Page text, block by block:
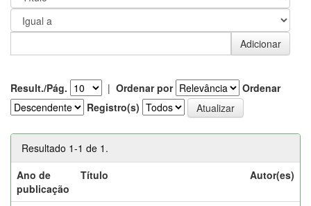
Result./Pág. | Ordenar por
Ordenar
Registro(s)
Resultado 1-1 de 1.
Ano de
publicação
Título Autor(es)